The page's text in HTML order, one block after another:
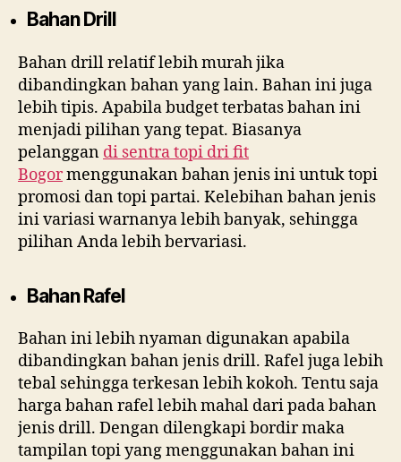
Bahan Drill
Bahan drill relatif lebih murah jika
dibandingkan bahan yang lain. Bahan ini juga
lebih tipis. Apabila budget terbatas bahan ini
menjadi pilihan yang tepat. Biasanya
pelanggan di sentra topi dri fit
Bogormenggunakan bahan jenis ini untuk topi
promosi dan topi partai. Kelebihan bahan jenis
ini variasi warnanya lebih banyak, sehingga
pilihan Anda lebih bervariasi.
Bahan Rafel
Bahan ini lebih nyaman digunakan apabila
dibandingkan bahan jenis drill. Rafel juga lebih
tebal sehingga terkesan lebih kokoh. Tentu saja
harga bahan rafel lebih mahal dari pada bahan
jenis drill. Dengan dilengkapi bordir maka
tampilan topi yang menggunakan bahan ini